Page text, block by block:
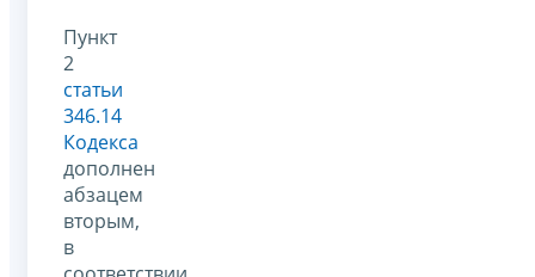
Пункт
2
статьи
346.14
Кодекса
дополнен
абзацем
вторым,
в